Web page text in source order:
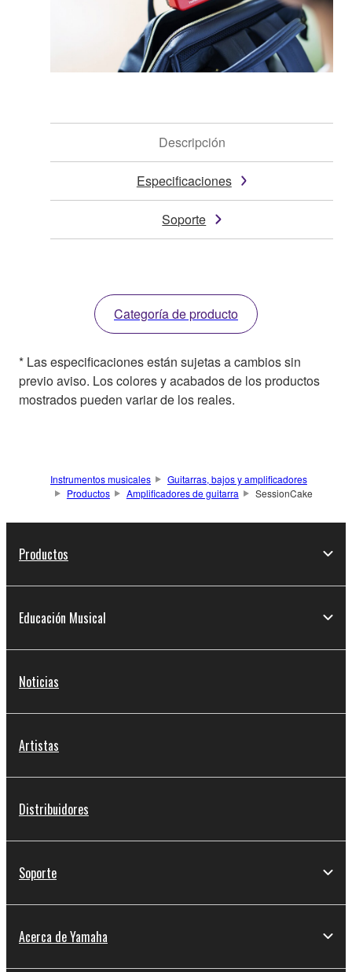
Descripción
Especificaciones
Soporte
Categoría de producto
* Las especificaciones están sujetas a cambios sin
previo aviso. Los colores y acabados de los productos
mostrados pueden variar de los reales.
Instrumentos musicales
Guitarras, bajos y amplificadores
Productos
Amplificadores de guitarra SessionCake
Productos
Educación Musical
Noticias
Artistas
Distribuidores
Soporte
Acerca de Yamaha